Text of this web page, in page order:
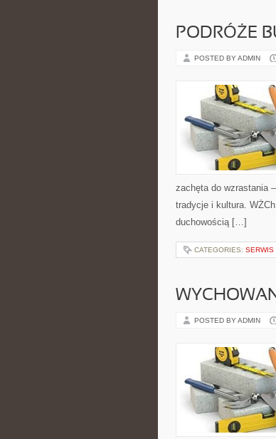
PODRÓŻE
POSTED BY ADMIN
zachęta do wzrastania
tradycje i kultura.
duchowością […]
CATEGORIES: SERWIS
POSTED BY ADMIN